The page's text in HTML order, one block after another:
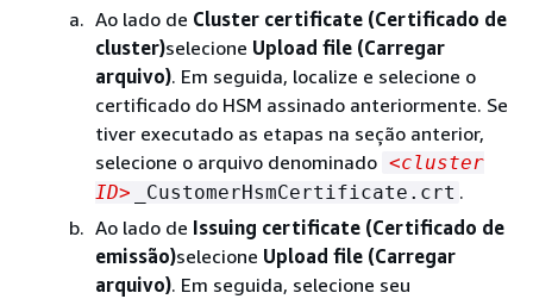
Ao lado de Cluster certificate (Certificado de
cluster)selecione Upload file (Carregar
arquivo). Em seguida, localize e selecione o
certificado do HSM assinado anteriormente. Se
tiver executado as etapas na seção anterior,
selecione o arquivo denominado <cluster
ID>
_CustomerHsmCertificate.crt .
Ao lado de Issuing certificate (Certificado de
emissão)selecione Upload file (Carregar
arquivo). Em seguida, selecione seu